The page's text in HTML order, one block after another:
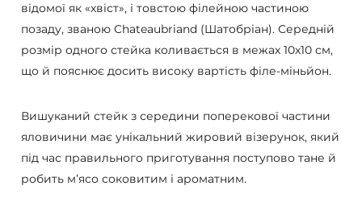
відомої як «хвіст», і товстою філейною частиною
позаду, званою Chateaubriand (Шатобріан). Середній
розмір одного стейка коливається в межах 10х10 см,
що й пояснює досить високу вартість філе-міньйон.
Вишуканий стейк з середини поперекової частини
яловичини має унікальний жировий візерунок, який
під час правильного приготування поступово тане й
робить м’ясо соковитим і ароматним.